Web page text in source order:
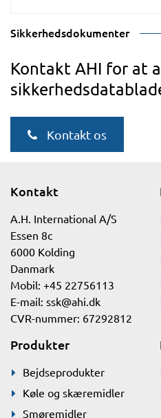
Sikkerhedsdokumenter
Kontakt AHI for at
Kontakt os
Kontakt
A.H. International A/S
Essen 8c
6000 Kolding
Danmark
Mobil: +45 22756113
E-mail: ssk@ahi.dk
CVR-nummer: 67292812
Produkter
Bejdseprodukter
Køle og skæremidler
Smøremidler